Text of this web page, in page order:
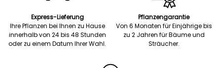
Express-Lieferung
Ihre Pflanzen bei Ihnen zu Hause
innerhalb von 24 bis 48 Stunden
oder zu einem Datum Ihrer Wahl.
Pflanzengarantie
Von 6 Monaten für Einjährige bis
zu 2 Jahren für Bäume und
Sträucher.